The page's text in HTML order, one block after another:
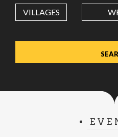
Value in decimal degrees.
VILLAGES